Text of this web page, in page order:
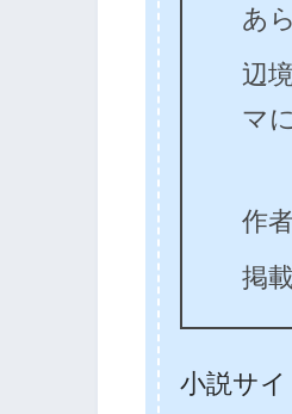
あ
辺
マ
作
掲
小説サ